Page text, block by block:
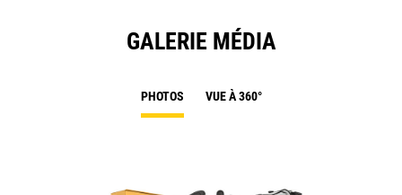
GALERIE MÉDIA
PHOTOS VUE À 360°